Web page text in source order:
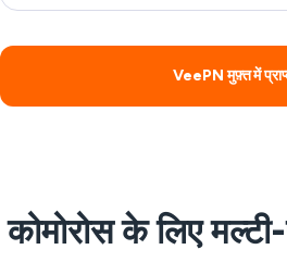
VeePN मुफ़्त में
कोमोरोस के लिए मल्टी-